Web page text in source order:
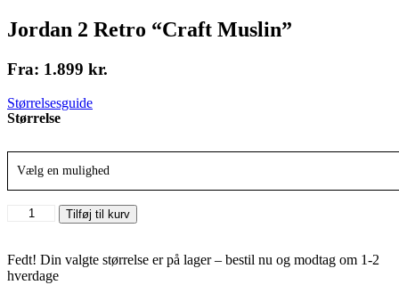
Jordan 2 Retro “Craft Muslin”
Fra: 1.899 kr.
Størrelsesguide
Størrelse
Vælg en mulighed
Jordan
"Craft
Muslin"
Tilføj til kurv
Fedt! Din valgte størrelse er på lager – bestil nu og modtag om 1-2
hverdage